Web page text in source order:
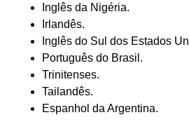
Inglês da Nigéria.
Irlandês.
Inglês do Sul dos Estados
Português do Brasil.
Trinitenses.
Tailandês.
Espanhol da Argentina.